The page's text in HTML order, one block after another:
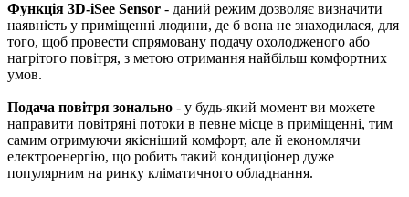
Функція 3D-iSee Sensor - даний режим дозволяє визначити
наявність у приміщенні людини, де б вона не знаходилася, для
того, щоб провести спрямовану подачу охолодженого або
нагрітого повітря, з метою отримання найбільш комфортних
умов.
Подача повітря зонально - у будь-який момент ви можете
направити повітряні потоки в певне місце в приміщенні, тим
самим отримуючи якісніший комфорт, але й економлячи
електроенергію, що робить такий кондиціонер дуже
популярним на ринку кліматичного обладнання.